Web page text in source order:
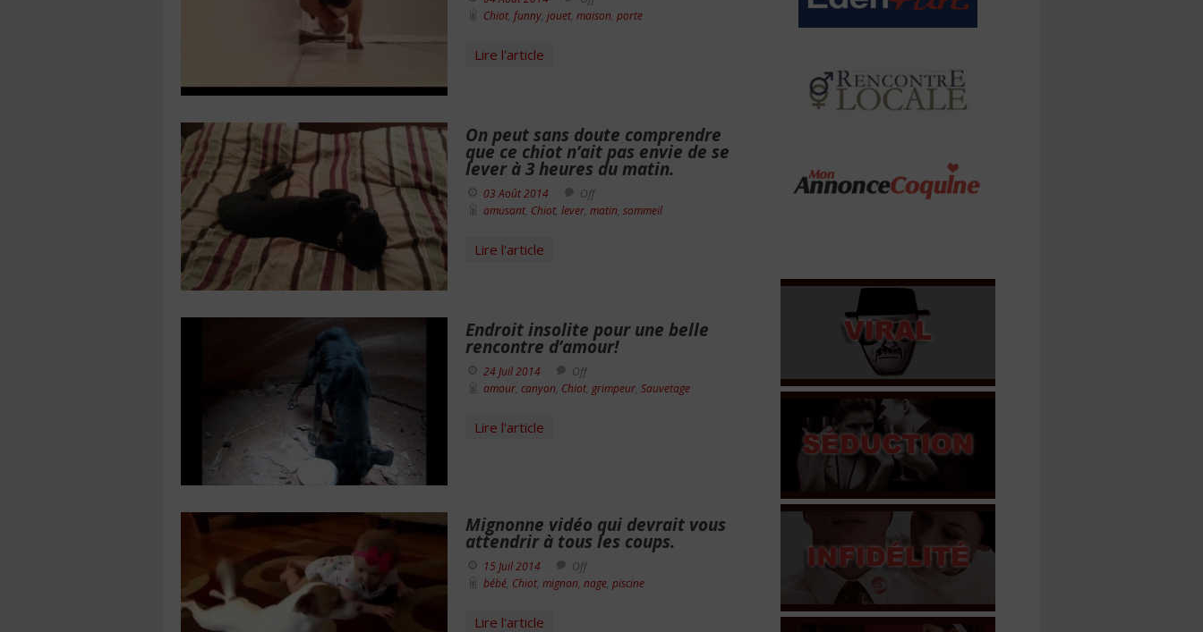
Chiot, funny, jouet, maison porte
Lire l'article
On peut sans doute comprendre
que ce chiot n’ait pas envie de se
lever à 3 heures du matin.
03 Août 2014
Off
amusant, Chiot, lever, matin sommeil
Lire l'article
Endroit insolite pour une belle
rencontre d’amour!
24 Juil 2014
Off
amour, canyon Chiot, grimpeur, Sauvetage
Lire l'article
Mignonne vidéo qui devrait vous
attendrir à tous les coups.
15 Juil 2014
Off
bébé, Chiot, mignon nage, piscine
Lire l'article